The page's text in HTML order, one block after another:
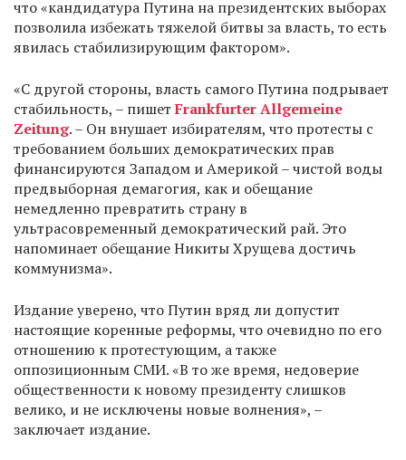
что «кандидатура Путина на президентских выборах
позволила избежать тяжелой битвы за власть, то есть
явилась стабилизирующим фактором».
«С другой стороны, власть самого Путина подрывает
стабильность, – пишетFrankfurter Allgemeine
Zeitung. – Он внушает избирателям, что протесты с
требованием больших демократических прав
финансируются Западом и Америкой – чистой воды
предвыборная демагогия, как и обещание
немедленно превратить страну в
ультрасовременный демократический рай. Это
напоминает обещание Никиты Хрущева достичь
коммунизма».
Издание уверено, что Путин вряд ли допустит
настоящие коренные реформы, что очевидно по его
отношению к протестующим, а также
оппозиционным СМИ. «В то же время, недоверие
общественности к новому президенту слишков
велико, и не исключены новые волнения», –
заключает издание.